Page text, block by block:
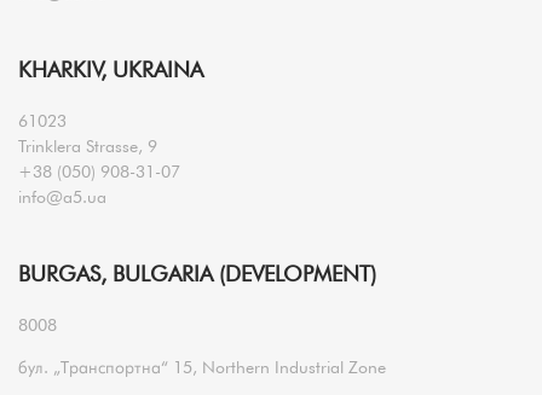
KHARKIV, UKRAINA
61023
Trinklera Strasse, 9
+38 (050) 908-31-07
info@a5.ua
BURGAS, BULGARIA (DEVELOPMENT)
8008
бул. „Транспортна“ 15, Northern Industrial Zone